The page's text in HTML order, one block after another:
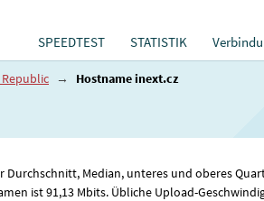
SPEEDTEST STATISTIK
Republic → Hostname inext.cz
Median, unteres und oberes
ist 91,13 Mbits. Übliche Upload-